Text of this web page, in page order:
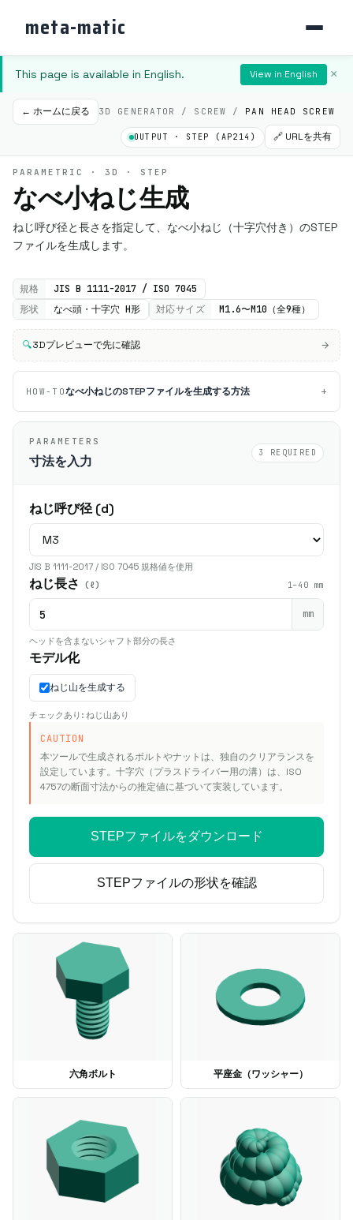
meta-matic
This page is available in English. View in English ×
← ホームに戻る 3D GENERATOR / SCREW / PAN HEAD SCREW
OUTPUT · STEP (AP214) 🔗 URLを共有
PARAMETRIC · 3D · STEP
なべ小ねじ生成
ねじ呼び径と長さを指定して、なべ小ねじ（十字穴付き）のSTEP
ファイルを生成します。
規格
JIS B 1111-2017 / ISO 7045
形状
なべ頭・十字穴 H形 対応サイズ M1.6〜M10（全9種）
🔍3Dプレビューで先に確認
HOW-TOなべ小ねじのSTEPファイルを生成する方法 +
PARAMETERS
寸法を入力
3 REQUIRED
ねじ呼び径 (d)
JIS B 1111-2017 / ISO 7045 規格値を使用
ねじ長さ (ℓ) 1–40 mm
mm
ヘッドを含まないシャフト部分の長さ
モデル化
ねじ山を生成する
チェックあり: ねじ山あり
CAUTION
本ツールで生成されるボルトやナットは、独自のクリアランスを
設定しています。十字穴（プラスドライバー用の溝）は、ISO
4757の断面寸法からの推定値に基づいて実装しています。
STEPファイルをダウンロード
STEPファイルの形状を確認
六角ボルト 平座金（ワッシャー）